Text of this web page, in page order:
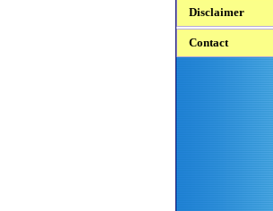
Disclaimer
Contact